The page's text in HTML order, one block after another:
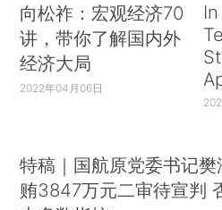
向松祚：宏观经济70
讲，带你了解国内外
经济大局
2022年04月06日
特稿｜国航原党委书记樊
贿3847万元二审待宣判